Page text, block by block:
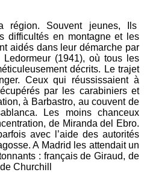
région. Souvent jeunes, Ils
difficultés en montagne et les
aidés dans leur démarche par
(1941), où tous les
décrits. Le trajet
Ceux qui réussissaient à
par les carabiniers et
à Barbastro, au couvent de
Les moins chanceux
de Miranda del Ebro.
avec l’aide des autorités
A Madrid les attendait un
: français de Giraud, de
Churchill